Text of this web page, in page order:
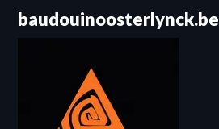
Passerbaudouinoosterlynck.be